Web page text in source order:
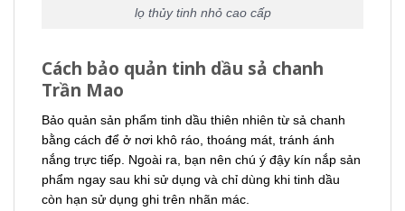
lọ thủy tinh nhỏ cao cấp
Cách bảo quản tinh dầu sả chanh
Trần Mao
Bảo quản sản phẩm tinh dầu thiên nhiên từ sả chanh
bằng cách để ở nơi khô ráo, thoáng mát, tránh ánh
nắng trực tiếp. Ngoài ra, bạn nên chú ý đậy kín nắp sản
phẩm ngay sau khi sử dụng và chỉ dùng khi tinh dầu
còn hạn sử dụng ghi trên nhãn mác.